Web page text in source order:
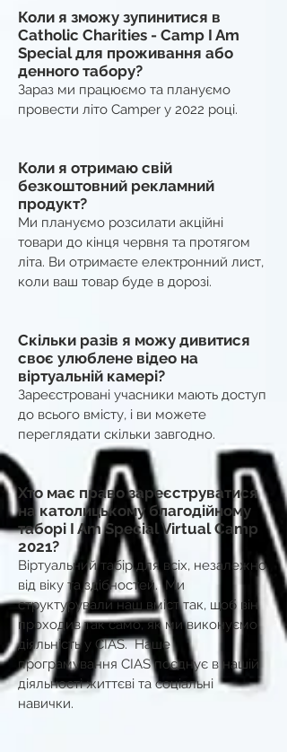
Коли я зможу зупинитися в
Catholic Charities - Camp I Am
Special для проживання або
денного табору?
Зараз ми працюємо та плануємо
провести літо Camper у 2022 році.
Коли я отримаю свій
безкоштовний рекламний
продукт?
Ми плануємо розсилати акційні
товари до кінця червня та протягом
літа. Ви отримаєте електронний лист,
коли ваш товар буде в дорозі.
Скільки разів я можу дивитися
своє улюблене відео на
віртуальній камері?
Зареєстровані учасники мають доступ
до всього вмісту, і ви можете
переглядати скільки завгодно.
Хто має право зареєструватися
на католицькому благодійному
таборі I Am Special Virtual Camp
2021?
Віртуальний табір для всіх, незалежно
від віку та здібностей. Ми
структурували наш вміст так, щоб він
проходив так само, як ми виконуємо
діяльність у CIAS. Наше
програмування CIAS поєднує в нашій
діяльності життєві та соціальні
навички.